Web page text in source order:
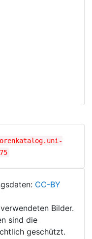
CC-BY
Bilder.
sind die
geschützt.